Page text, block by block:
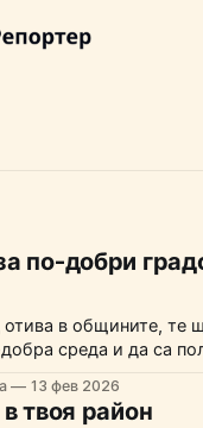
по-добри
в общините, те
среда и да са
13 фев 2026
твоя район